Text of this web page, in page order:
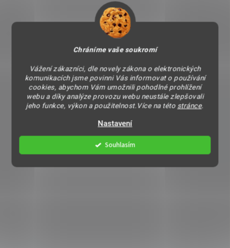
Chráníme vaše soukromí
Vážení zákazníci, dle novely zákona o elektronických
komunikacích jsme povinni Vás informovat o používání
cookies, abychom Vám umožnili pohodlné prohlížení
webu a díky analýze provozu webu neustále zlepšovali
jeho funkce, výkon a použitelnost.Více na této stránce.
Nastavení
Souhlasím